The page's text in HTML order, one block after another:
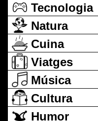
Tecnologia
Natura
Cuina
Viatges
Música
Cultura
Humor